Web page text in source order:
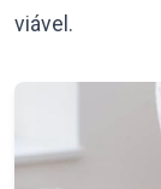
viável.